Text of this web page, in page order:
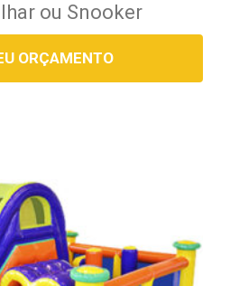
ou Snooker
ORÇAMENTO